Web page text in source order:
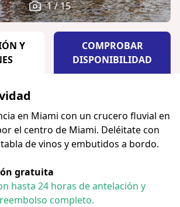
1 / 15
Y
COMPROBAR
DISPONIBILIDAD
en Miami con un crucero fluvial en
el centro de Miami. Deléitate con
de vinos y embutidos a bordo.
gratuita
hasta 24 horas de antelación y
completo.